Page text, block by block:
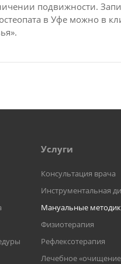
подвижности.
в Уфе можно в
Услуги
Консультация врача
Инструментальная
Мануальные
Физиотерапия
Рефлексотерапия
Лечебное